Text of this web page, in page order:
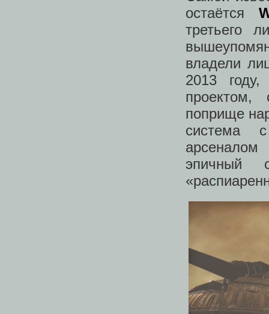
остаётся
третьего
владели
2013
поприще
система
арсеналом
эпичный